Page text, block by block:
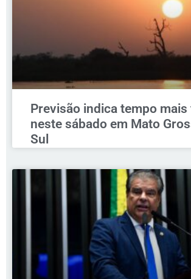
Previsão indica tempo
neste sábado em Mato
Sul